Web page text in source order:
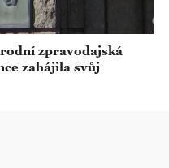
zpravodajská
zahájila svůj